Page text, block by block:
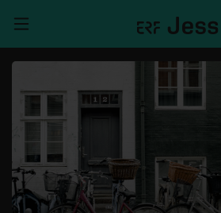
TALKWERK
REPORTAGE
RADIO